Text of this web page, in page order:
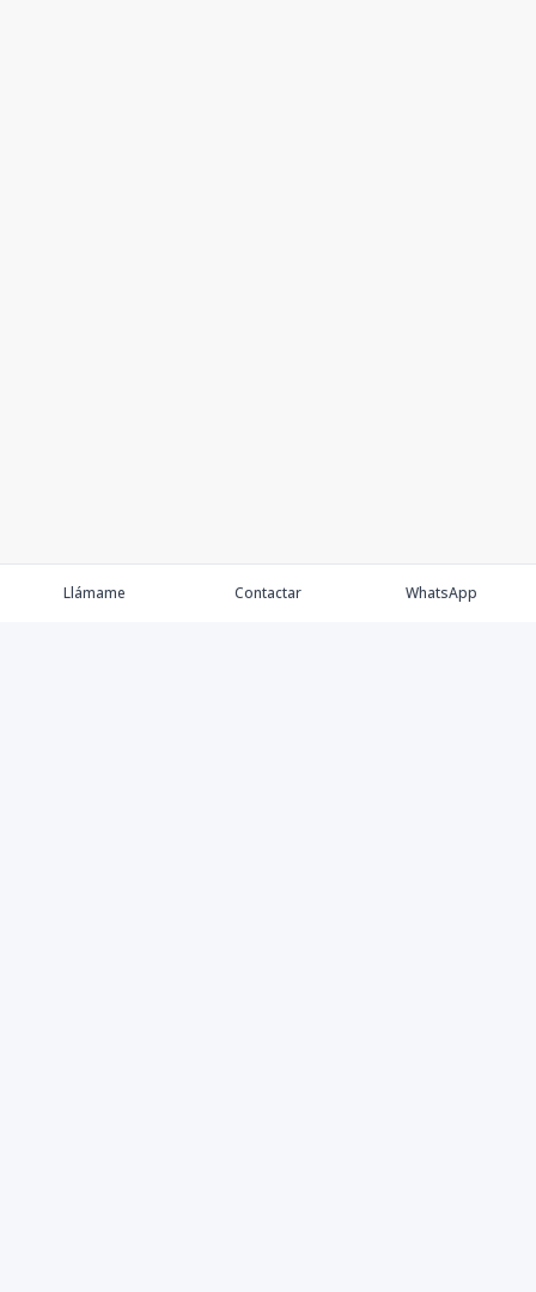
Llámame Contactar WhatsApp